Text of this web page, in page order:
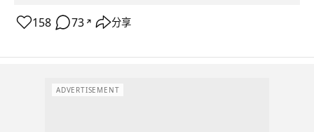
158 73 ↗ 分享
ADVERTISEMENT